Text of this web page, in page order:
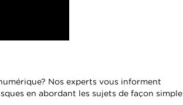
Nos experts vous informent
en abordant les sujets de façon simple